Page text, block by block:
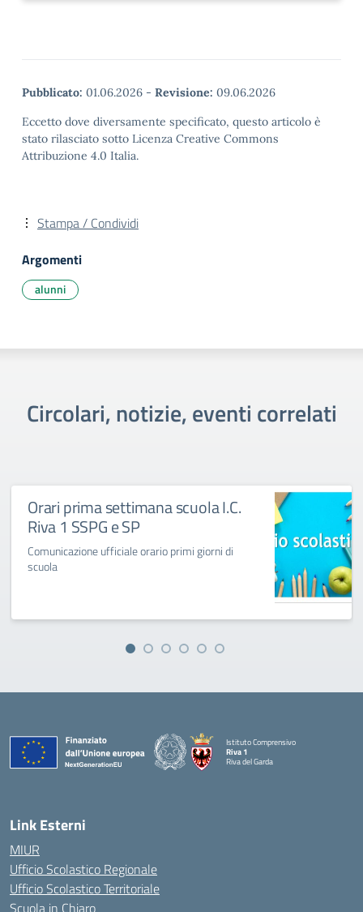
Pubblicato: 01.06.2026 - Revisione: 09.06.2026
Eccetto dove diversamente specificato, questo articolo è
stato rilasciato sotto Licenza Creative Commons
Attribuzione 4.0 Italia.
Stampa / Condividi
Argomenti
alunni
Circolari, notizie, eventi correlati
Orari prima settimana scuola I.C.
Riva 1 SSPG e SP
Comunicazione ufficiale orario primi giorni di
scuola
Istituto Comprensivo
Riva 1
Riva del Garda
Link Esterni
MIUR
Ufficio Scolastico Regionale
Ufficio Scolastico Territoriale
Scuola in Chiaro